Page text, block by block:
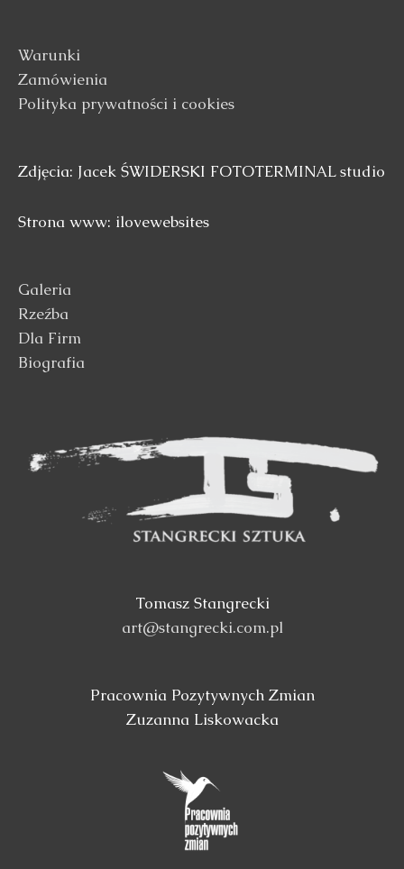
Warunki
Zamówienia
Polityka prywatności i cookies
Zdjęcia: Jacek ŚWIDERSKI FOTOTERMINAL studio
Strona www: ilovewebsites
Galeria
Rzeźba
Dla Firm
Biografia
Tomasz Stangrecki
art@stangrecki.com.pl
Pracownia Pozytywnych Zmian
Zuzanna Liskowacka